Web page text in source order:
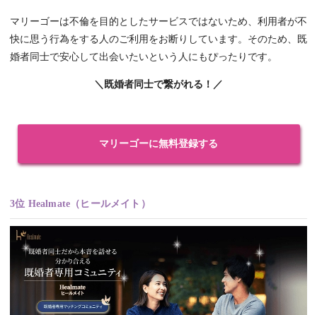
マリーゴーは不倫を目的としたサービスではないため、利用者が不
快に思う行為をする人のご利用をお断りしています。そのため、既
婚者同士で安心して出会いたいという人にもぴったりです。
＼既婚者同士で繋がれる！／
マリーゴーに無料登録する
3位 Healmate（ヒールメイト）